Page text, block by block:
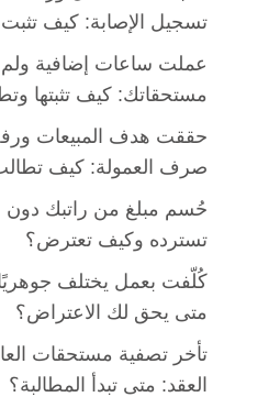
تسجيل الإصابة: كيف
عملت ساعات إضافية
مستحقاتك: كيف تثبتها
حققت هدف المبيعات
صرف العمولة: كيف
حُسم مبلغ من راتبك دون
تسترده وكيف تعترض؟
كُلّفت بعمل يختلف
متى يحق لك الاعتراض؟
تأخر تصفية مستحقات
العقد: متى تبدأ المطالبة؟